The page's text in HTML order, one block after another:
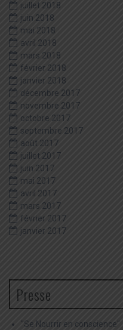
juillet 2018
juin 2018
mai 2018
avril 2018
mars 2018
février 2018
janvier 2018
décembre 2017
novembre 2017
octobre 2017
septembre 2017
août 2017
juillet 2017
juin 2017
mai 2017
avril 2017
mars 2017
février 2017
janvier 2017
Presse
"Se Nourrir en conscience"